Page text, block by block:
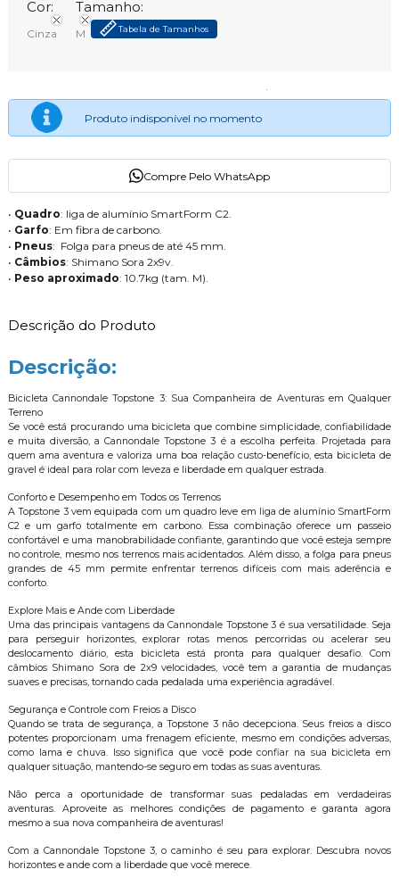
Cor:
Cinza
Tamanho:
M Tabela de Tamanhos
Produto indisponível no momento
Compre Pelo WhatsApp
• Quadro: liga de alumínio SmartForm C2.
• Garfo: Em fibra de carbono.
• Pneus: Folga para pneus de até 45 mm.
• Câmbios: Shimano Sora 2x9v.
• Peso aproximado: 10.7kg (tam. M).
Descrição do Produto
Descrição:
Bicicleta Cannondale Topstone 3: Sua Companheira de Aventuras em Qualquer
Terreno
Se você está procurando uma bicicleta que combine simplicidade, confiabilidade
e muita diversão, a Cannondale Topstone 3 é a escolha perfeita. Projetada para
quem ama aventura e valoriza uma boa relação custo-benefício, esta bicicleta de
gravel é ideal para rolar com leveza e liberdade em qualquer estrada.
Conforto e Desempenho em Todos os Terrenos
A Topstone 3 vem equipada com um quadro leve em liga de alumínio SmartForm
C2 e um garfo totalmente em carbono. Essa combinação oferece um passeio
confortável e uma manobrabilidade confiante, garantindo que você esteja sempre
no controle, mesmo nos terrenos mais acidentados. Além disso, a folga para pneus
grandes de 45 mm permite enfrentar terrenos difíceis com mais aderência e
conforto.
Explore Mais e Ande com Liberdade
Uma das principais vantagens da Cannondale Topstone 3 é sua versatilidade. Seja
para perseguir horizontes, explorar rotas menos percorridas ou acelerar seu
deslocamento diário, esta bicicleta está pronta para qualquer desafio. Com
câmbios Shimano Sora de 2x9 velocidades, você tem a garantia de mudanças
suaves e precisas, tornando cada pedalada uma experiência agradável.
Segurança e Controle com Freios a Disco
Quando se trata de segurança, a Topstone 3 não decepciona. Seus freios a disco
potentes proporcionam uma frenagem eficiente, mesmo em condições adversas,
como lama e chuva. Isso significa que você pode confiar na sua bicicleta em
qualquer situação, mantendo-se seguro em todas as suas aventuras.
Não perca a oportunidade de transformar suas pedaladas em verdadeiras
aventuras. Aproveite as melhores condições de pagamento e garanta agora
mesmo a sua nova companheira de aventuras!
Com a Cannondale Topstone 3, o caminho é seu para explorar. Descubra novos
horizontes e ande com a liberdade que você merece.